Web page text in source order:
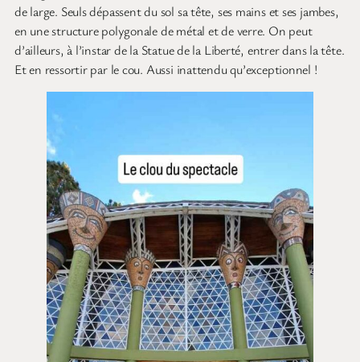
de large. Seuls dépassent du sol sa tête, ses mains et ses jambes,
en une structure polygonale de métal et de verre. On peut
d’ailleurs, à l’instar de la Statue de la Liberté, entrer dans la tête.
Et en ressortir par le cou. Aussi inattendu qu’exceptionnel !